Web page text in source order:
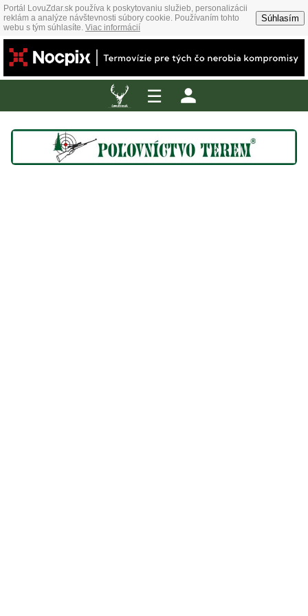
Portál LovuZdar.sk používa k poskytovaniu služieb, personalizácii
reklám a analýze návštevnosti súbory cookie. Používaním tohto
webu s tým súhlasíte. Viac informácií
Súhlasím
☰